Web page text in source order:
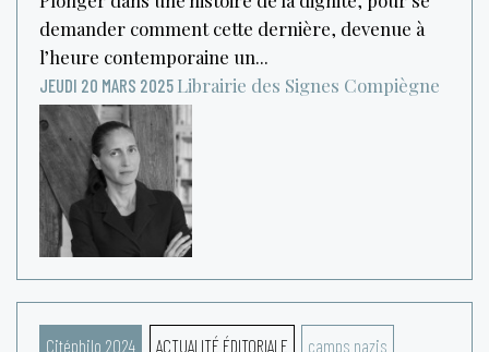
demander comment cette dernière, devenue à
l’heure contemporaine un...
JEUDI 20 MARS 2025 Librairie des Signes Compiègne
Citéphilo 2024 ACTUALITÉ ÉDITORIALE camps nazis